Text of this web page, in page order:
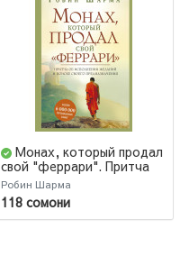
Монах, который продал
свой "феррари". Притча
об исполнении желаний и
поиске своего
предназначения (Т)
Робин Шарма
118 сомони